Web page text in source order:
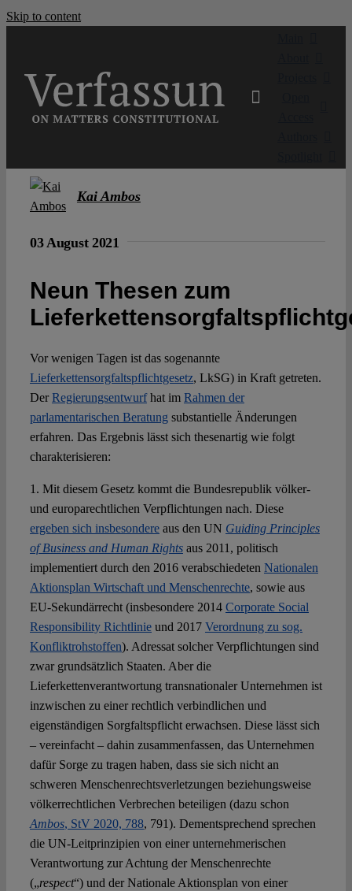
Skip to content
Kai Ambos
03 August 2021
Neun Thesen zum
Vor wenigen Tagen ist das sogenannte
Lieferkettensorgfaltspflichtgesetz, LkSG) in Kraft getreten.
DerRegierungsentwurfhat im Rahmen der
parlamentarischen Beratung substantielle Änderungen
erfahren. Das Ergebnis lässt sich thesenartig wie folgt
charakterisieren:
1. Mit diesem Gesetz kommt die Bundesrepublik völker-
und europarechtlichen Verpflichtungen nach. Diese
ergeben sich insbesondereaus den UN Guiding Principles
of Business and Human Rightsaus 2011, politisch
implementiert durch den 2016 verabschiedeten Nationalen
Aktionsplan Wirtschaft und Menschenrechte, sowie aus
EU-Sekundärrecht (insbesondere 2014 Corporate Social
Responsibility Richtlinieund 2017 Verordnung zu sog.
Konfliktrohstoffen). Adressat solcher Verpflichtungen sind
zwar grundsätzlich Staaten. Aber die
Lieferkettenverantwortung transnationaler Unternehmen ist
inzwischen zu einer rechtlich verbindlichen und
eigenständigen Sorgfaltspflicht erwachsen. Diese lässt sich
– vereinfacht – dahin zusammenfassen, das Unternehmen
dafür Sorge zu tragen haben, dass sie sich nicht an
schweren Menschenrechtsverletzungen beziehungsweise
völkerrechtlichen Verbrechen beteiligen (dazu schon
Ambos, StV 2020, 788, 791). Dementsprechend sprechen
die UN-Leitprinzipien von einer unternehmerischen
Verantwortung zur Achtung der Menschenrechte
(„respect“) und der Nationale Aktionsplan von einer